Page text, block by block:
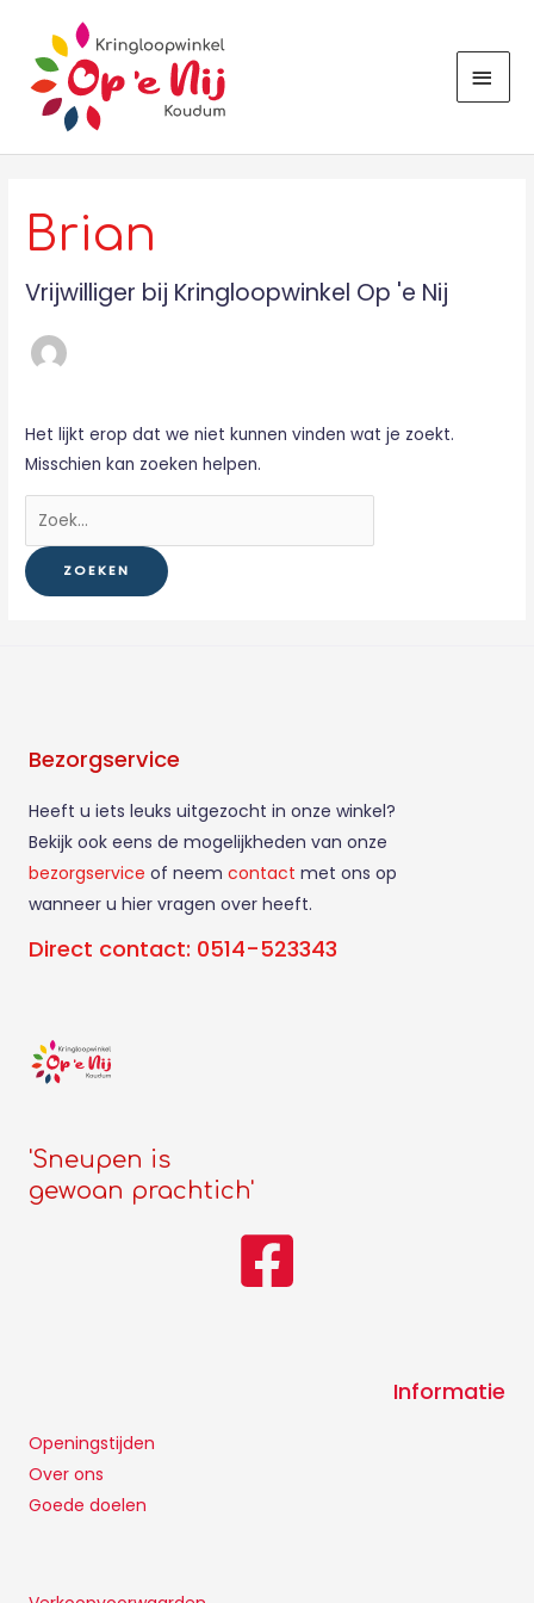
inhoud
Brian
Vrijwilliger bij Kringloopwinkel Op 'e Nij
Het lijkt erop dat we niet kunnen vinden wat je zoekt.
Misschien kan zoeken helpen.
Bezorgservice
Heeft u iets leuks uitgezocht in onze winkel?
Bekijk ook eens de mogelijkheden van onze
bezorgservice of neem contact met ons op
wanneer u hier vragen over heeft.
Direct contact: 0514-523343
'Sneupen is
gewoan prachtich'
Informatie
Openingstijden
Over ons
Goede doelen